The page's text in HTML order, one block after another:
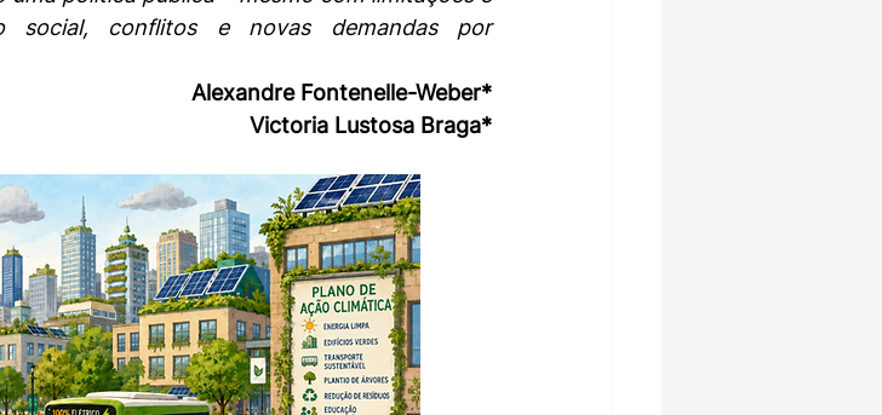
social, conflitos e novas demandas por
Alexandre Fontenelle-Weber*
Victoria Lustosa Braga*